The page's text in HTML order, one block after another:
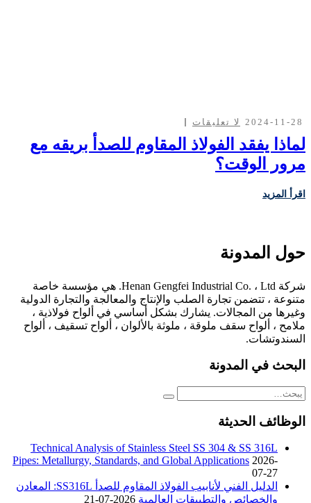
2024-11-28 لا تعليقات
لماذا يفقد الفولاذ المقاوم للصدأ بريقه مع
مرور الوقت؟
اقرأ المزيد
حول المدونة
شركة Henan Gengfei Industrial Co. ، Ltd. هي مؤسسة خاصة
متنوعة ، تتضمن تجارة الصلب والإنتاج والمعالجة والتجارة الدولية
وغيرها من المجالات. يشارك بشكل أساسي في ألواح فولاذية ،
ملامح ، ألواح سقف ملوقة ، ملوثة بالألوان ، ألواح تسقيف ، ألواح
السندوتشات.
البحث في المدونة
الوظائف الحديثة
Technical Analysis of Stainless Steel SS 304 & SS 316L
Pipes: Metallurgy, Standards, and Global Applications 2026-
07-27
الدليل الفني لأنابيب الفولاذ المقاوم للصدأ SS316L: المعادن
والخصائص والتطبيقات العالمية 2026-07-21